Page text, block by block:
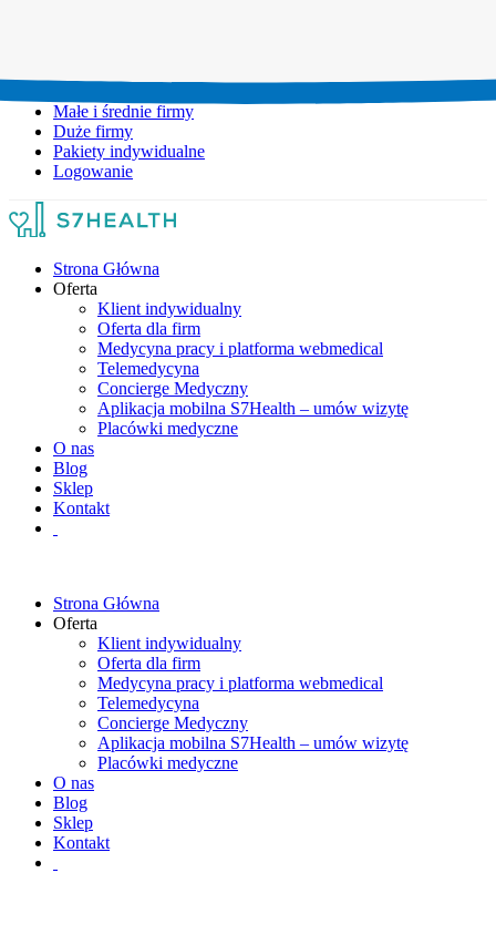
Małe i średnie firmy
Duże firmy
Pakiety indywidualne
Logowanie
Strona Główna
Oferta
Klient indywidualny
Oferta dla firm
Medycyna pracy i platforma webmedical
Telemedycyna
Concierge Medyczny
Aplikacja mobilna S7Health – umów wizytę
Placówki medyczne
O nas
Blog
Sklep
Kontakt
Strona Główna
Oferta
Klient indywidualny
Oferta dla firm
Medycyna pracy i platforma webmedical
Telemedycyna
Concierge Medyczny
Aplikacja mobilna S7Health – umów wizytę
Placówki medyczne
O nas
Blog
Sklep
Kontakt